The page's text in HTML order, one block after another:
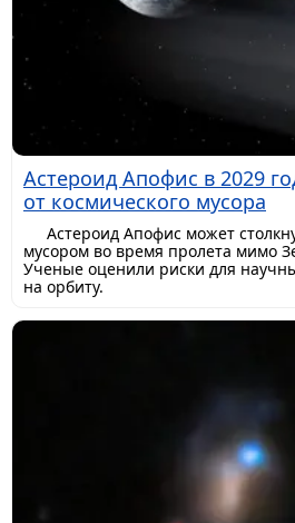
Астероид Апофис в 2029
от космического мусора
Астероид Апофис может
мусором во время пролета мимо
Ученые оценили риски для
на орбиту.